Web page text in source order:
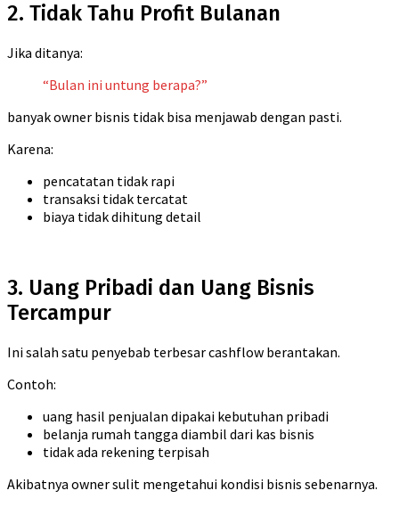
2. Tidak Tahu Profit Bulanan
Jika ditanya:
“Bulan ini untung berapa?”
banyak owner bisnis tidak bisa menjawab dengan pasti.
Karena:
pencatatan tidak rapi
transaksi tidak tercatat
biaya tidak dihitung detail
3. Uang Pribadi dan Uang Bisnis
Tercampur
Ini salah satu penyebab terbesar cashflow berantakan.
Contoh:
uang hasil penjualan dipakai kebutuhan pribadi
belanja rumah tangga diambil dari kas bisnis
tidak ada rekening terpisah
Akibatnya owner sulit mengetahui kondisi bisnis sebenarnya.